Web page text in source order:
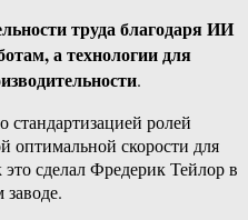
труда благодаря ИИ
а технологии для
.
ролей
оптимальной скорости для
сделал Фредерик Тейлор в
заводе.